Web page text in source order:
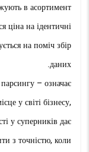
в асортимент
ціна на ідентичні
на поміч збір
даних.
– означає
у світі бізнесу,
у суперників дає
з точністю, коли